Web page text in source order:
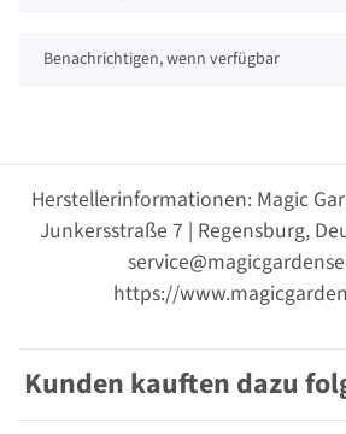
Benachrichtigen, wenn verfügbar
Herstellerinformationen: Magic
Junkersstraße 7 | Regensburg,
https://
Kunden kauften dazu